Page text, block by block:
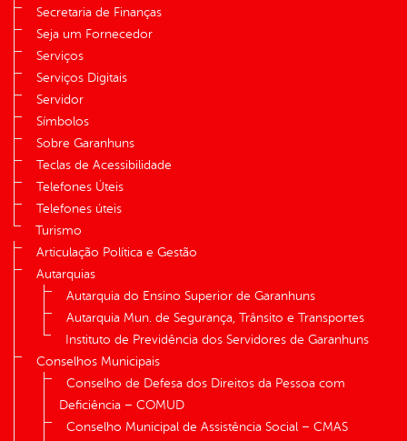
Secretaria de Finanças
Seja um Fornecedor
Serviços
Serviços Digitais
Servidor
Símbolos
Sobre Garanhuns
Teclas de Acessibilidade
Telefones Úteis
Telefones úteis
Turismo
Articulação Política e Gestão
Autarquias
Autarquia do Ensino Superior de Garanhuns
Autarquia Mun. de Segurança, Trânsito e Transportes
Instituto de Previdência dos Servidores de Garanhuns
Conselhos Municipais
Conselho de Defesa dos Direitos da Pessoa com
Deficiência – COMUD
Conselho Municipal de Assistência Social – CMAS